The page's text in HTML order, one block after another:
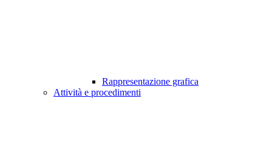
Rappresentazione grafica
Attività e procedimenti